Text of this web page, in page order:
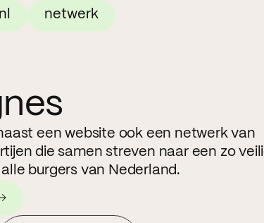
netwerk
een website ook een netwerk van
die samen streven naar een zo
burgers van Nederland.